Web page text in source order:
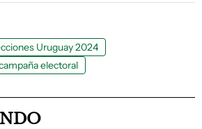
Uruguay 2024
electoral